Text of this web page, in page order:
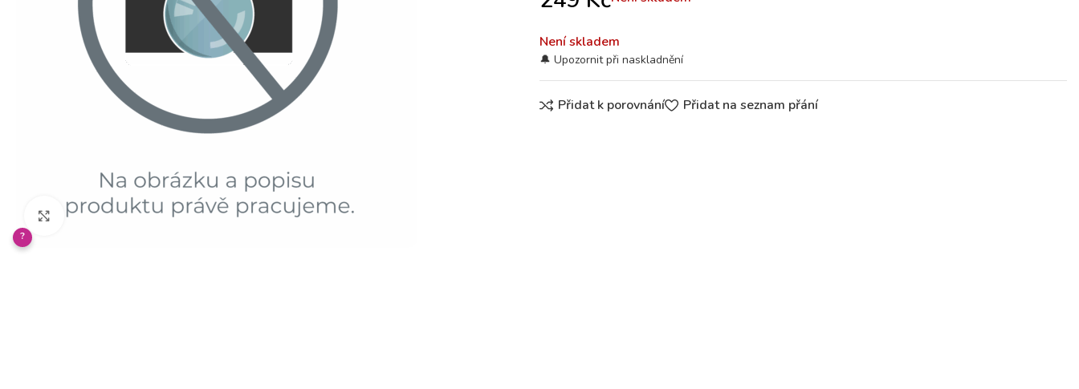
Klikněte pro zvětšení
?
Není skladem
Přidat k porovnání Přidat na seznam přání